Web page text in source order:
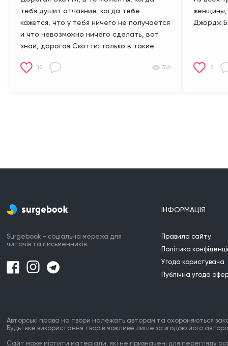
тебя душит отчаяние, когда тебе
кажется, что у тебя ничего не получается
и что невозможно ничего сделать, вот
знай, дорогая Скотти: только в такие
вперед.
(из переписки Фрэнсиса Скотта
12 316
женщины,
Джордж
8
Surgebook - соціальна мережа для
читачів та письменників.
ІНФОРМАЦІЯ
Правила сайту
Політика
Угода користувача
Публічна угода
Авторські права на твори належать авторам та охороняються
Будь-яке використання творів можливе лише за згодою його
Сайт може містити матеріали, які не призначені для перегляду